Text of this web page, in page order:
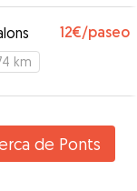
12€/paseo
km
de Ponts